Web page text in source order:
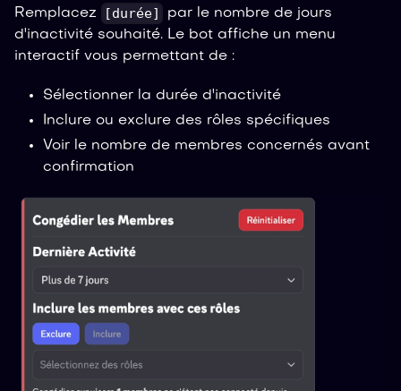
Remplacez [durée]
par le nombre de jours
d'inactivité souhaité. Le bot affiche un menu
interactif vous permettant de :
Sélectionner la durée d'inactivité
Inclure ou exclure des rôles spécifiques
Voir le nombre de membres concernés avant
confirmation